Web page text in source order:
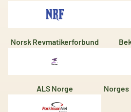
Norsk Revmatikerforbund
ALS Norge